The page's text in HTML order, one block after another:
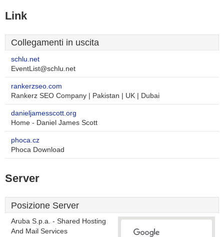
Link
Collegamenti in uscita
schlu.net
EventList@schlu.net
rankerzseo.com
Rankerz SEO Company | Pakistan | UK | Dubai
danieljamesscott.org
Home - Daniel James Scott
phoca.cz
Phoca Download
Server
Posizione Server
Aruba S.p.a. - Shared Hosting
And Mail Services